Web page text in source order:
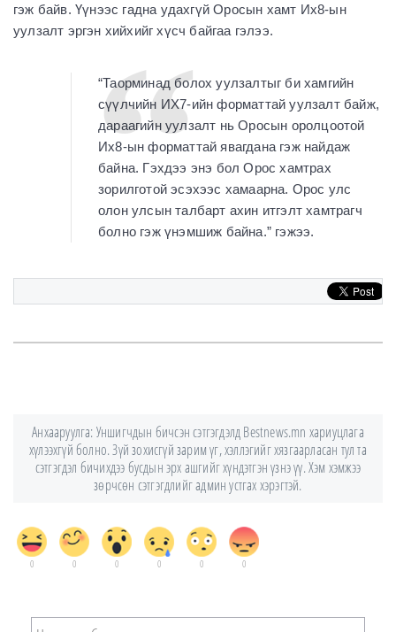
гэж байв. Үүнээс гадна удахгүй Оросын хамт Их8-ын
уулзалт эргэн хийхийг хүсч байгаа гэлээ.
“Таорминад болох уулзалтыг би хамгийн
сүүлчийн ИХ7-ийн форматтай уулзалт байж,
дараагийн уулзалт нь Оросын оролцоотой
Их8-ын форматтай явагдана гэж найдаж
байна. Гэхдээ энэ бол Орос хамтрах
зорилготой эсэхээс хамаарна. Орос улс
олон улсын талбарт ахин итгэлт хамтрагч
болно гэж үнэмшиж байна.” гэжээ.
Анхааруулга: Уншигчдын бичсэн сэтгэгдэлд Bestnews.mn хариуцлага
хүлээхгүй болно. Зүй зохисгүй зарим үг, хэллэгийг хязгаарласан тул та
сэтгэгдэл бичихдээ бусдын эрх ашгийг хүндэтгэн үзнэ үү. Хэм хэмжээ
зөрчсөн сэтгэгдлийг админ устгах хэрэгтэй.
0 0 0 0 0 0